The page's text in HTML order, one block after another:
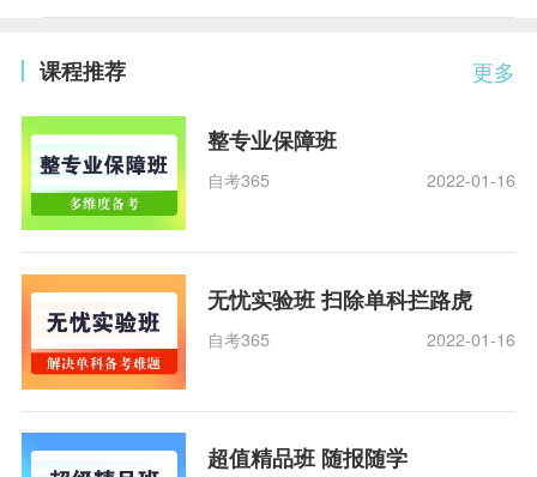
更多
课程推荐
整专业保障班
自考365 2022-01-16
无忧实验班 扫除单科拦路虎
自考365 2022-01-16
超值精品班 随报随学